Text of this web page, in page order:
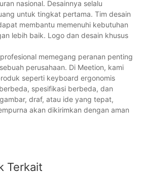
nasional. Desainnya selalu
untuk tingkat pertama. Tim desain
membantu memenuhi kebutuhan
lebih baik. Logo dan desain khusus
memegang peranan penting
perusahaan. Di Meetion, kami
seperti keyboard ergonomis
spesifikasi berbeda, dan
draf, atau ide yang tepat,
akan dikirimkan dengan aman
Terkait